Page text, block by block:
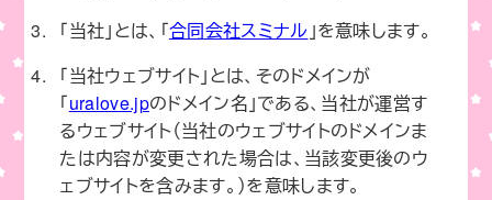
「当社」とは、「合同会社スミナル 」を意味します。
「当社ウェブサイト」とは、そのドメインが
「uralove.jpのドメイン名」である、当社が運営す
るウェブサイト（当社のウェブサイトのドメインま
たは内容が変更された場合は、当該変更後のウ
ェブサイトを含みます。）を意味します。